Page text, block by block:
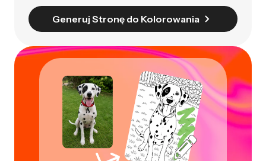
Generuj Stronę do Kolorowania